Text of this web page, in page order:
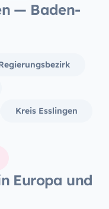
— Baden-
Kreis Esslingen
Europa und